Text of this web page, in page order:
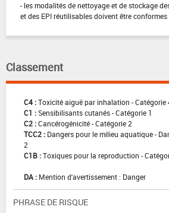
- les modalités de nettoyage et de stockage
et des EPI réutilisables doivent être
Classement
C4 :Toxicité aiguë par inhalation - Catégorie
C1 :Sensibilisants cutanés - Catégorie 1
C2 :Cancérogénicité - Catégorie 2
TCC2 : Dangers pour le milieu aquatique -
2
C1B :Toxiques pour la reproduction -
DA : Mention d'avertissement : Danger
PHRASE DE RISQUE